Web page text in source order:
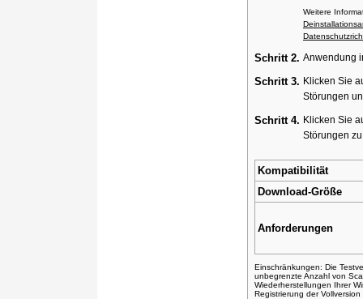
Weitere
Schritt 2. Anwendung
Schritt 3. Klicken Sie
Störungen
Schritt 4. Klicken Sie
Störungen
Kompatibilität
Download-Größe
Anforderungen
Einschränkungen: Die
unbegrenzte Anzahl von
Wiederherstellungen Ihrer
Registrierung der